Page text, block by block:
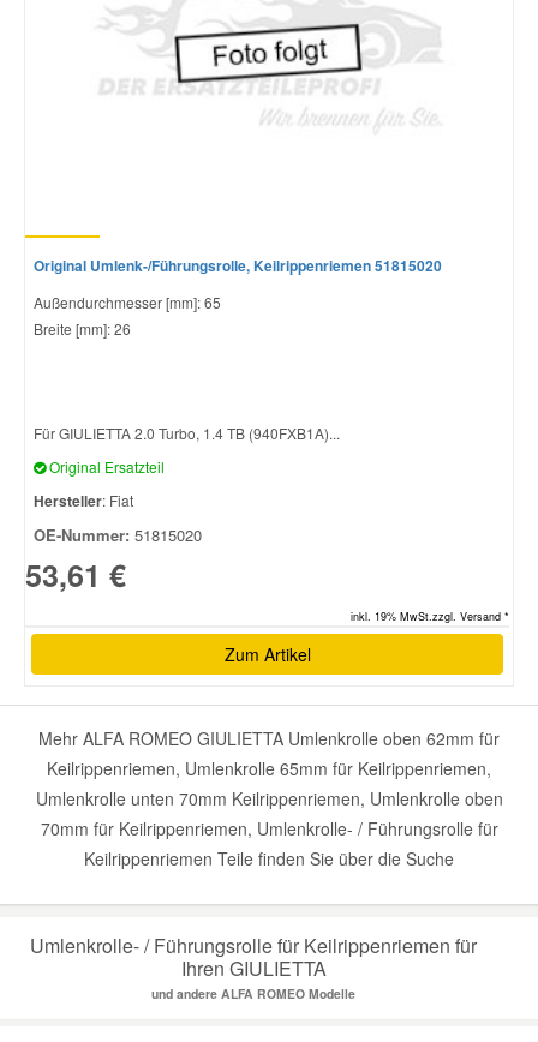
Original Umlenk-/Führungsrolle, Keilrippenriemen 51815020
Außendurchmesser [mm]: 65
Breite [mm]: 26
Für GIULIETTA 2.0 Turbo, 1.4 TB (940FXB1A)...
Original Ersatzteil
Hersteller: Fiat
OE-Nummer: 51815020
53,61 €
inkl. 19% MwSt.zzgl. Versand *
Zum Artikel
Mehr ALFA ROMEO GIULIETTA Umlenkrolle oben 62mm für
Keilrippenriemen, Umlenkrolle 65mm für Keilrippenriemen,
Umlenkrolle unten 70mm Keilrippenriemen, Umlenkrolle oben
70mm für Keilrippenriemen, Umlenkrolle- / Führungsrolle für
Keilrippenriemen Teile finden Sie über die Suche
Umlenkrolle- / Führungsrolle für Keilrippenriemen für
Ihren GIULIETTA
und andere ALFA ROMEO Modelle